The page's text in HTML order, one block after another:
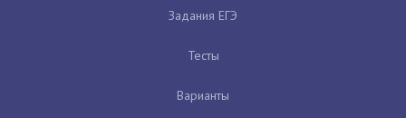
Задания ЕГЭ
Тесты
Варианты